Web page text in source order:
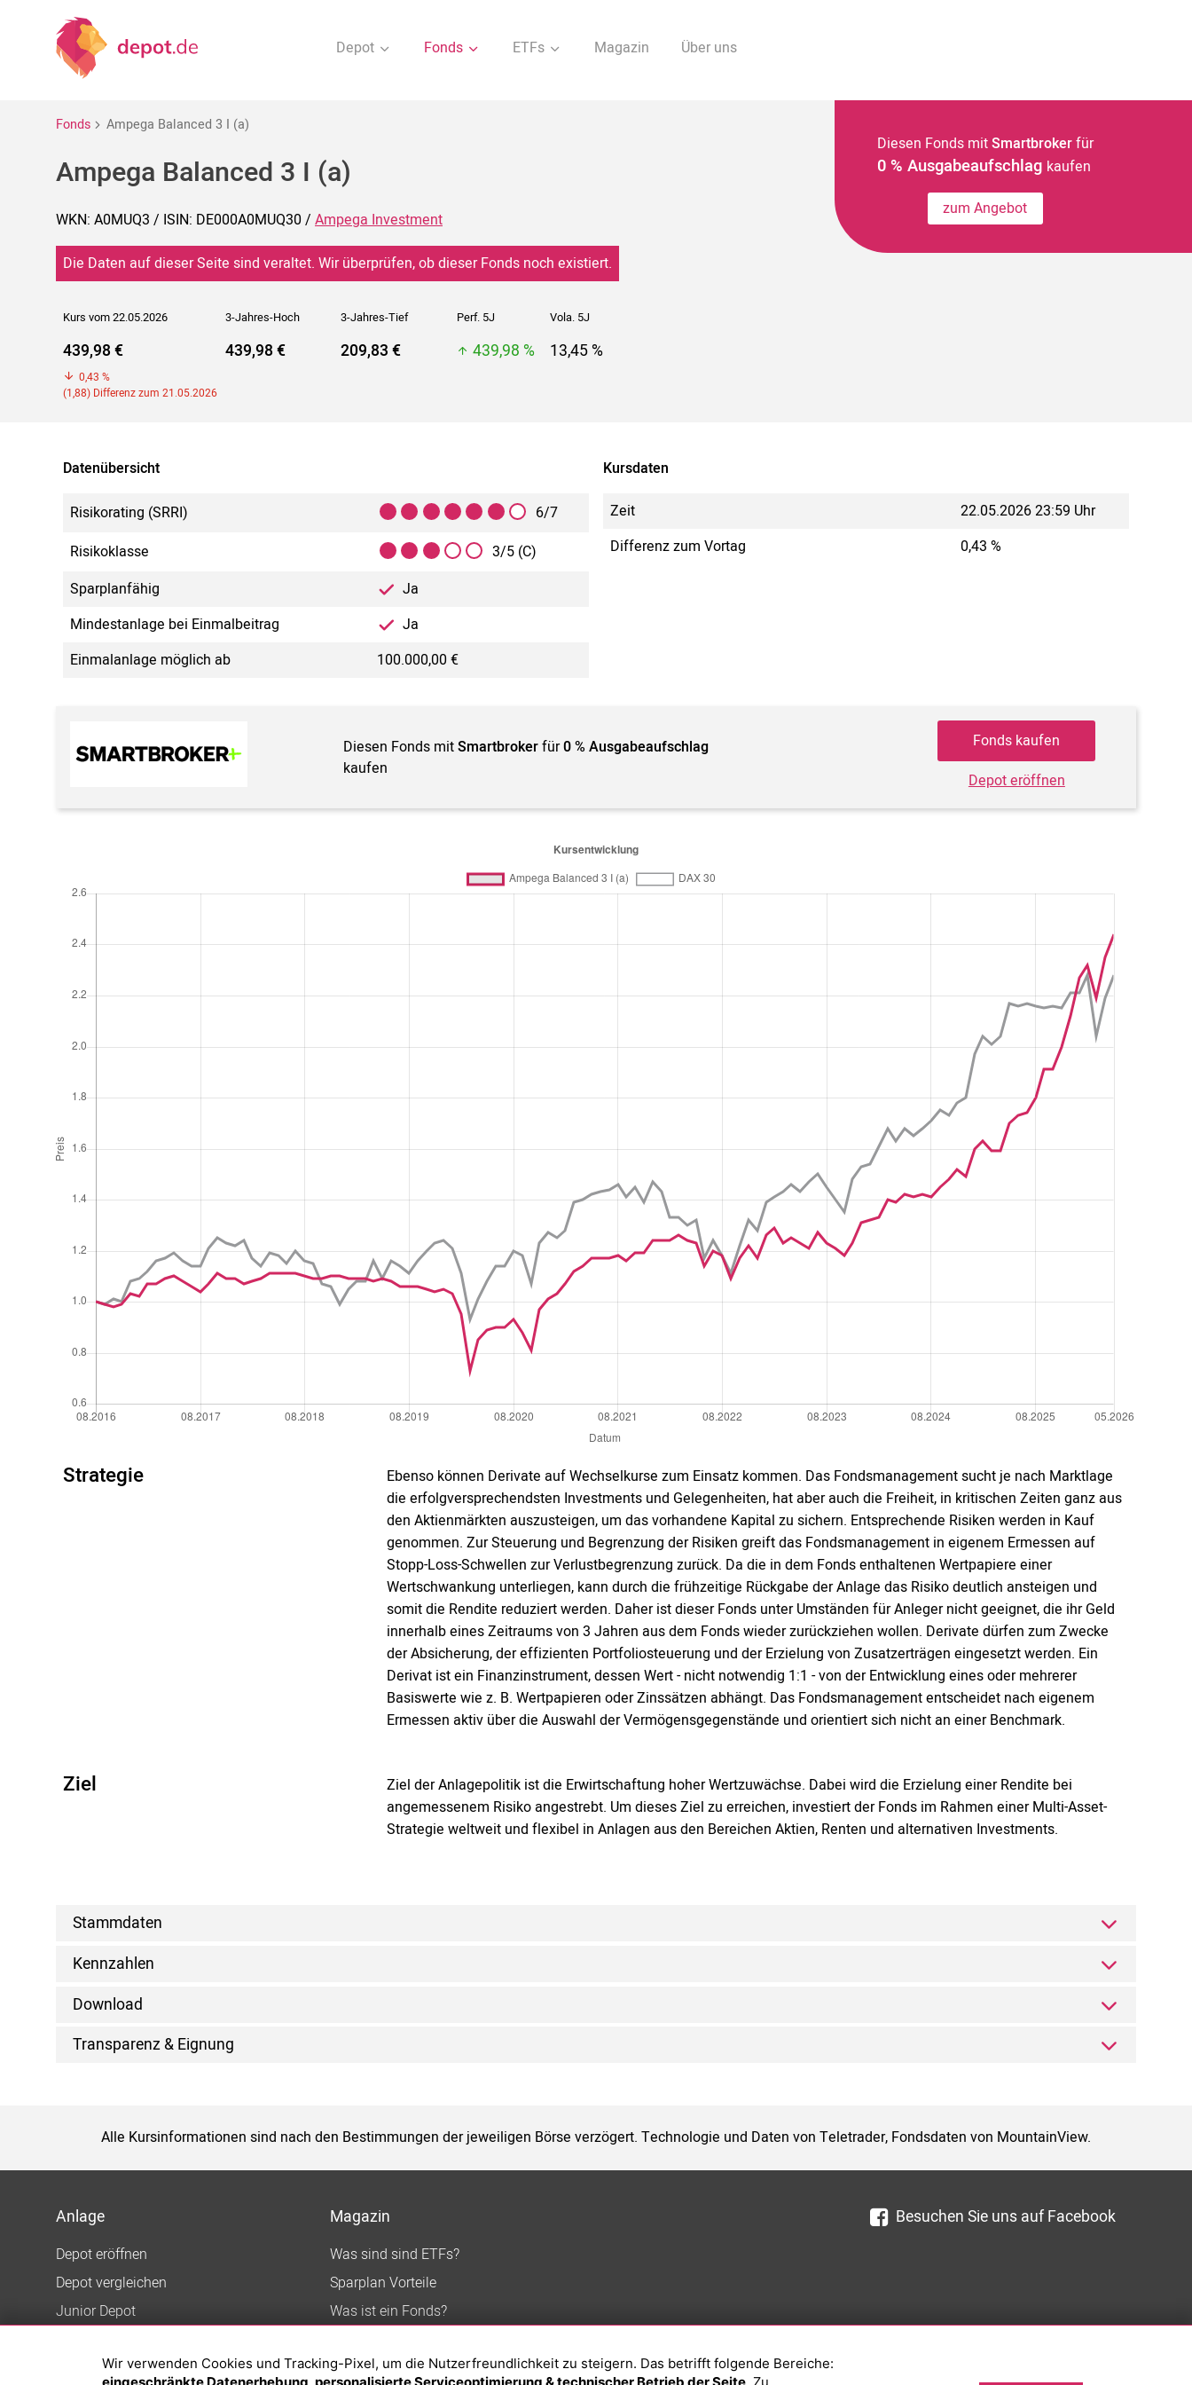
Depot Fonds ETFs Magazin Über uns
Fonds Ampega Balanced 3 I (a)
Ampega Balanced 3 I (a)
WKN: A0MUQ3 / ISIN: DE000A0MUQ30 / Ampega Investment
Die Daten auf dieser Seite sind veraltet. Wir überprüfen, ob dieser Fonds noch existiert.
Kurs vom 22.05.2026 3-Jahres-Hoch 3-Jahres-Tief Perf. 5J Vola. 5J
439,98 €
0,43 %
(1,88) Differenz zum 21.05.2026
439,98 € 209,83 € 439,98 % 13,45 %
Diesen Fonds mitSmartbrokerfür
0 % Ausgabeaufschlag kaufen
zum Angebot
Datenübersicht
Risikorating (SRRI)
6/7
Risikoklasse
3/5 (C)
Sparplanfähig
Ja
Mindestanlage bei Einmalbeitrag
Ja
Einmalanlage möglich ab
100.000,00 €
Kursdaten
Zeit
22.05.2026 23:59 Uhr
Differenz zum Vortag
0,43 %
Diesen Fonds mitSmartbrokerfür0 % Ausgabeaufschlag
kaufen
Fonds kaufen
Depot eröffnen
Strategie
Ebenso können Derivate auf Wechselkurse zum Einsatz kommen. Das Fondsmanagement sucht je nach Marktlage
die erfolgversprechendsten Investments und Gelegenheiten, hat aber auch die Freiheit, in kritischen Zeiten ganz aus
den Aktienmärkten auszusteigen, um das vorhandene Kapital zu sichern. Entsprechende Risiken werden in Kauf
genommen. Zur Steuerung und Begrenzung der Risiken greift das Fondsmanagement in eigenem Ermessen auf
Stopp-Loss-Schwellen zur Verlustbegrenzung zurück. Da die in dem Fonds enthaltenen Wertpapiere einer
Wertschwankung unterliegen, kann durch die frühzeitige Rückgabe der Anlage das Risiko deutlich ansteigen und
somit die Rendite reduziert werden. Daher ist dieser Fonds unter Umständen für Anleger nicht geeignet, die ihr Geld
innerhalb eines Zeitraums von 3 Jahren aus dem Fonds wieder zurückziehen wollen. Derivate dürfen zum Zwecke
der Absicherung, der effizienten Portfoliosteuerung und der Erzielung von Zusatzerträgen eingesetzt werden. Ein
Derivat ist ein Finanzinstrument, dessen Wert - nicht notwendig 1:1 - von der Entwicklung eines oder mehrerer
Basiswerte wie z. B. Wertpapieren oder Zinssätzen abhängt. Das Fondsmanagement entscheidet nach eigenem
Ermessen aktiv über die Auswahl der Vermögensgegenstände und orientiert sich nicht an einer Benchmark.
Ziel
Ziel der Anlagepolitik ist die Erwirtschaftung hoher Wertzuwächse. Dabei wird die Erzielung einer Rendite bei
angemessenem Risiko angestrebt. Um dieses Ziel zu erreichen, investiert der Fonds im Rahmen einer Multi-Asset-
Strategie weltweit und flexibel in Anlagen aus den Bereichen Aktien, Renten und alternativen Investments.
Stammdaten
Kennzahlen
Download
Transparenz & Eignung
Alle Kursinformationen sind nach den Bestimmungen der jeweiligen Börse verzögert. Technologie und Daten von Teletrader, Fondsdaten von MountainView.
Anlage
Depot eröffnen
Depot vergleichen
Junior Depot
Top-Fonds
Magazin
Was sind sind ETFs?
Sparplan Vorteile
Was ist ein Fonds?
Besuchen Sie uns auf Facebook
Wir verwenden Cookies und Tracking-Pixel, um die Nutzerfreundlichkeit zu steigern. Das betrifft folgende Bereiche: